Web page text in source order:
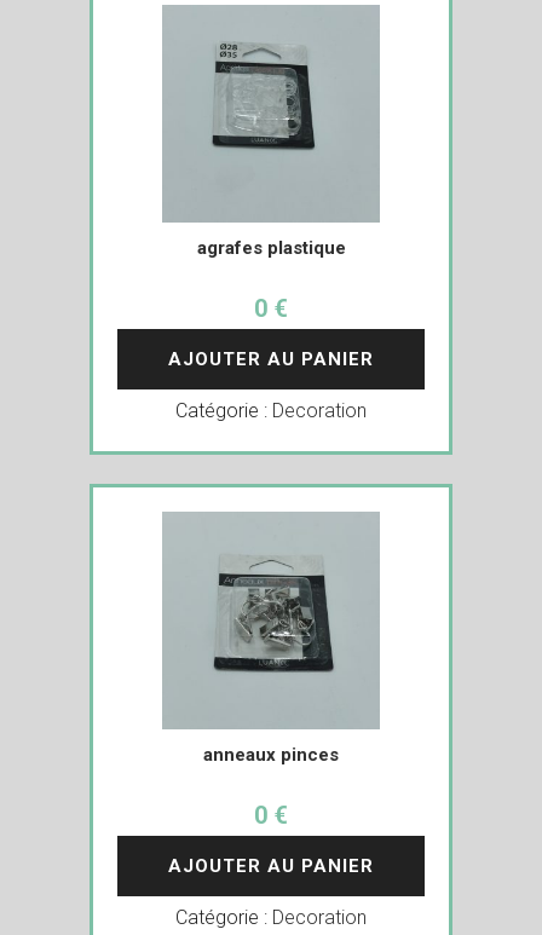
agrafes plastique
0 €
AJOUTER AU PANIER
Catégorie : Decoration
anneaux pinces
0 €
AJOUTER AU PANIER
Catégorie : Decoration